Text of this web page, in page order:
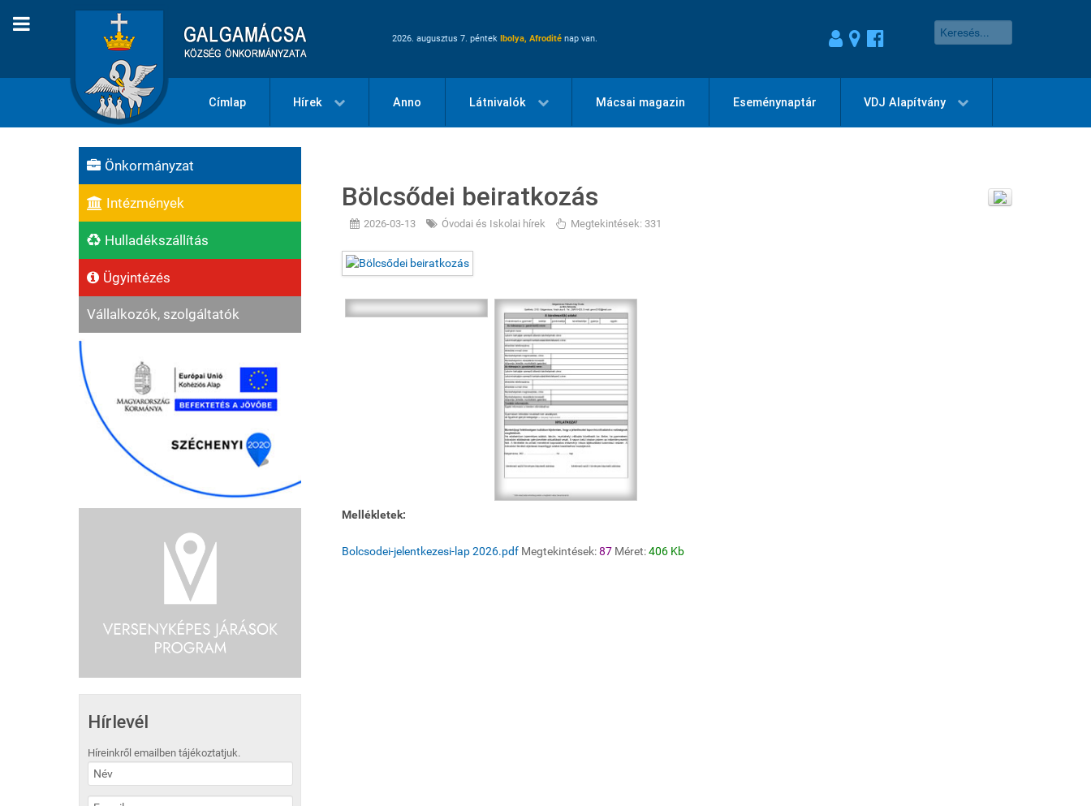
2026. augusztus 7. péntek Ibolya, Afrodité nap van.
Címlap Hírek Anno Látnivalók Mácsai magazin Eseménynaptár VDJ Alapítvány
Önkormányzat
Intézmények
Hulladékszállítás
Ügyintézés
Vállalkozók, szolgáltatók
Hírlevél
Híreinkről emailben tájékoztatjuk.
Bölcsődei beiratkozás
2026-03-13 Óvodai és Iskolai hírek Megtekintések: 331
Mellékletek:
Bolcsodei-jelentkezesi-lap 2026.pdf Megtekintések:87 Méret:406 Kb